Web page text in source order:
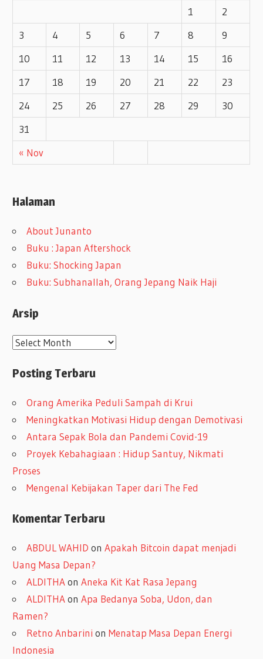
« Nov
1
2
3
4 5 6 7 8
9
10
11 12 13 14 15
16
17
18 19 20 21 22
23
24
25 26 27 28 29
30
31
Halaman
About Junanto
Buku : Japan Aftershock
Buku: Shocking Japan
Buku: Subhanallah, Orang Jepang Naik Haji
Arsip
A
s
Posting Terbaru
Orang Amerika Peduli Sampah di Krui
Meningkatkan Motivasi Hidup dengan Demotivasi
Antara Sepak Bola dan Pandemi Covid-19
Proyek Kebahagiaan : Hidup Santuy, Nikmati
Proses
Mengenal Kebijakan Taper dari The Fed
Komentar Terbaru
ABDUL WAHID onApakah Bitcoin dapat menjadi
Uang Masa Depan?
ALDITHAonAneka Kit Kat Rasa Jepang
ALDITHAonApa Bedanya Soba, Udon, dan
Ramen?
Retno Anbarini onMenatap Masa Depan Energi
Indonesia